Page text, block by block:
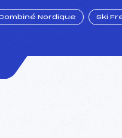
Nordique Ski